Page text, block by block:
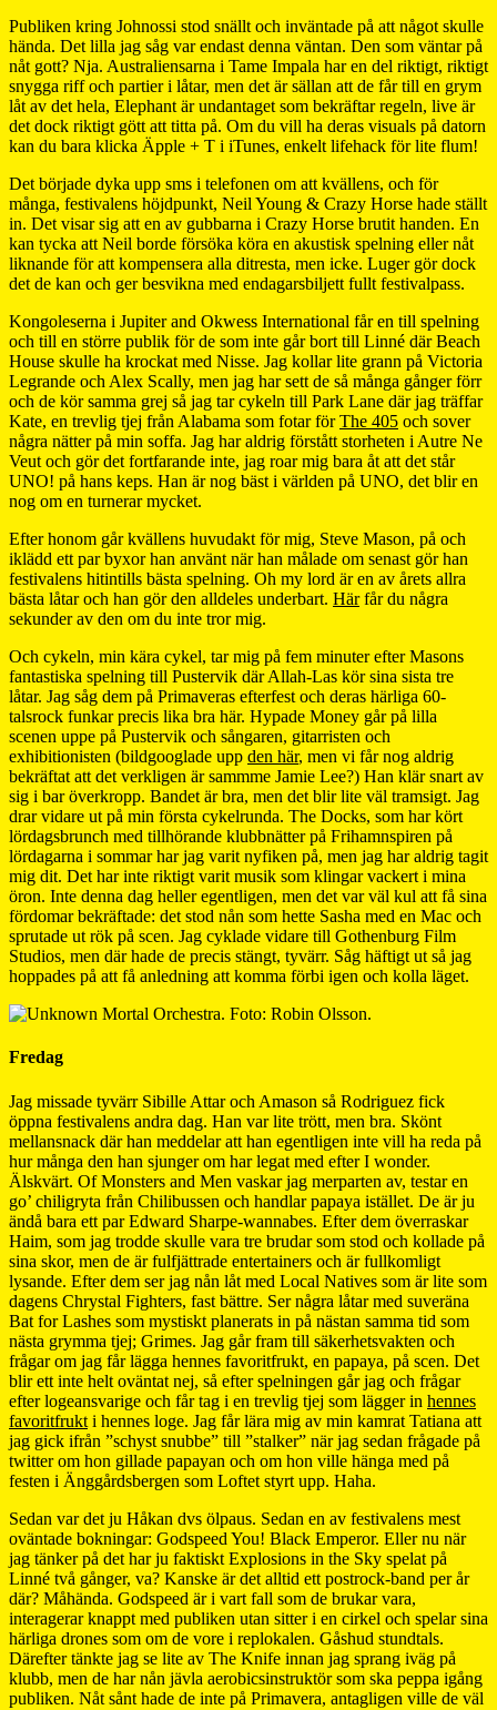
Publiken kring Johnossi stod snällt och inväntade på att något skulle
hända. Det lilla jag såg var endast denna väntan. Den som väntar på
nåt gott? Nja. Australiensarna i Tame Impala har en del riktigt, riktigt
snygga riff och partier i låtar, men det är sällan att de får till en grym
låt av det hela, Elephant är undantaget som bekräftar regeln, live är
det dock riktigt gött att titta på. Om du vill ha deras visuals på datorn
kan du bara klicka Äpple + T i iTunes, enkelt lifehack för lite flum!
Det började dyka upp sms i telefonen om att kvällens, och för
många, festivalens höjdpunkt, Neil Young & Crazy Horse hade ställt
in. Det visar sig att en av gubbarna i Crazy Horse brutit handen. En
kan tycka att Neil borde försöka köra en akustisk spelning eller nåt
liknande för att kompensera alla ditresta, men icke. Luger gör dock
det de kan och ger besvikna med endagarsbiljett fullt festivalpass.
Kongoleserna i Jupiter and Okwess International får en till spelning
och till en större publik för de som inte går bort till Linné där Beach
House skulle ha krockat med Nisse. Jag kollar lite grann på Victoria
Legrande och Alex Scally, men jag har sett de så många gånger förr
och de kör samma grej så jag tar cykeln till Park Lane där jag träffar
Kate, en trevlig tjej från Alabama som fotar förThe 405 och sover
några nätter på min soffa. Jag har aldrig förstått storheten i Autre Ne
Veut och gör det fortfarande inte, jag roar mig bara åt att det står
UNO! på hans keps. Han är nog bäst i världen på UNO, det blir en
nog om en turnerar mycket.
Efter honom går kvällens huvudakt för mig, Steve Mason, på och
iklädd ett par byxor han använt när han målade om senast gör han
festivalens hitintills bästa spelning. Oh my lord är en av årets allra
bästa låtar och han gör den alldeles underbart. Härfår du några
sekunder av den om du inte tror mig.
Och cykeln, min kära cykel, tar mig på fem minuter efter Masons
fantastiska spelning till Pustervik där Allah-Las kör sina sista tre
låtar. Jag såg dem på Primaveras efterfest och deras härliga 60-
talsrock funkar precis lika bra här. Hypade Money går på lilla
scenen uppe på Pustervik och sångaren, gitarristen och
exhibitionisten (bildgooglade upp den här, men vi får nog aldrig
bekräftat att det verkligen är sammme Jamie Lee?) Han klär snart av
sig i bar överkropp. Bandet är bra, men det blir lite väl tramsigt. Jag
drar vidare ut på min första cykelrunda. The Docks, som har kört
lördagsbrunch med tillhörande klubbnätter på Frihamnspiren på
lördagarna i sommar har jag varit nyfiken på, men jag har aldrig tagit
mig dit. Det har inte riktigt varit musik som klingar vackert i mina
öron. Inte denna dag heller egentligen, men det var väl kul att få sina
fördomar bekräftade: det stod nån som hette Sasha med en Mac och
sprutade ut rök på scen. Jag cyklade vidare till Gothenburg Film
Studios, men där hade de precis stängt, tyvärr. Såg häftigt ut så jag
hoppades på att få anledning att komma förbi igen och kolla läget.
Fredag
Jag missade tyvärr Sibille Attar och Amason så Rodriguez fick
öppna festivalens andra dag. Han var lite trött, men bra. Skönt
mellansnack där han meddelar att han egentligen inte vill ha reda på
hur många den han sjunger om har legat med efter I wonder.
Älskvärt. Of Monsters and Men vaskar jag merparten av, testar en
go’ chiligryta från Chilibussen och handlar papaya istället. De är ju
ändå bara ett par Edward Sharpe-wannabes. Efter dem överraskar
Haim, som jag trodde skulle vara tre brudar som stod och kollade på
sina skor, men de är fulfjättrade entertainers och är fullkomligt
lysande. Efter dem ser jag nån låt med Local Natives som är lite som
dagens Chrystal Fighters, fast bättre. Ser några låtar med suveräna
Bat for Lashes som mystiskt planerats in på nästan samma tid som
nästa grymma tjej; Grimes. Jag går fram till säkerhetsvakten och
frågar om jag får lägga hennes favoritfrukt, en papaya, på scen. Det
blir ett inte helt oväntat nej, så efter spelningen går jag och frågar
efter logeansvarige och får tag i en trevlig tjej som lägger in hennes
favoritfrukt i hennes loge. Jag får lära mig av min kamrat Tatiana att
jag gick ifrån ”schyst snubbe” till ”stalker” när jag sedan frågade på
twitter om hon gillade papayan och om hon ville hänga med på
festen i Änggårdsbergen som Loftet styrt upp. Haha.
Sedan var det ju Håkan dvs ölpaus. Sedan en av festivalens mest
oväntade bokningar: Godspeed You! Black Emperor. Eller nu när
jag tänker på det har ju faktiskt Explosions in the Sky spelat på
Linné två gånger, va? Kanske är det alltid ett postrock-band per år
där? Måhända. Godspeed är i vart fall som de brukar vara,
interagerar knappt med publiken utan sitter i en cirkel och spelar sina
härliga drones som om de vore i replokalen. Gåshud stundtals.
Därefter tänkte jag se lite av The Knife innan jag sprang iväg på
klubb, men de har nån jävla aerobicsinstruktör som ska peppa igång
publiken. Nåt sånt hade de inte på Primavera, antagligen ville de väl